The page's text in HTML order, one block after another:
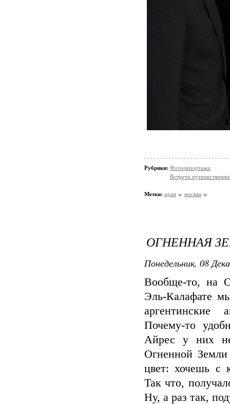
Рубрики: Фоторепортажи
Встречи
Метки: иран москва
ОГНЕННАЯ
Понедельник, 08
Вообще-то, на
Эль-Калафате
аргентинские
Почему-то
Айрес у них
Огненной
цвет: хочешь с
Так что,
Ну, а раз так,